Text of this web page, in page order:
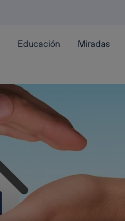
Educación
Miradas